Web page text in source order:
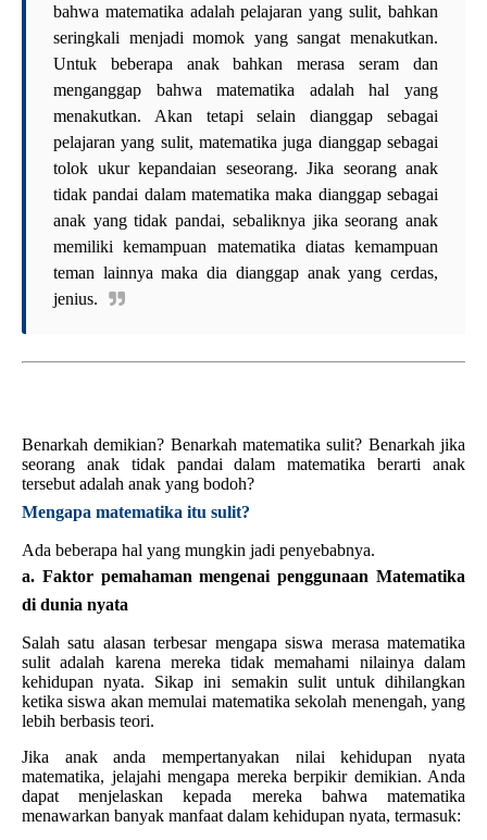
bahwa matematika adalah pelajaran yang sulit, bahkan
seringkali menjadi momok yang sangat menakutkan.
Untuk beberapa anak bahkan merasa seram dan
menganggap bahwa matematika adalah hal yang
menakutkan. Akan tetapi selain dianggap sebagai
pelajaran yang sulit, matematika juga dianggap sebagai
tolok ukur kepandaian seseorang. Jika seorang anak
tidak pandai dalam matematika maka dianggap sebagai
anak yang tidak pandai, sebaliknya jika seorang anak
memiliki kemampuan matematika diatas kemampuan
teman lainnya maka dia dianggap anak yang cerdas,
jenius.
Benarkah demikian? Benarkah matematika sulit? Benarkah jika
seorang anak tidak pandai dalam matematika berarti anak
tersebut adalah anak yang bodoh?
Mengapa matematika itu sulit?
Ada beberapa hal yang mungkin jadi penyebabnya.
a. Faktor pemahaman mengenai penggunaan Matematika
di dunia nyata
Salah satu alasan terbesar mengapa siswa merasa matematika
sulit adalah karena mereka tidak memahami nilainya dalam
kehidupan nyata. Sikap ini semakin sulit untuk dihilangkan
ketika siswa akan memulai matematika sekolah menengah, yang
lebih berbasis teori.
Jika anak anda mempertanyakan nilai kehidupan nyata
matematika, jelajahi mengapa mereka berpikir demikian. Anda
dapat menjelaskan kepada mereka bahwa matematika
menawarkan banyak manfaat dalam kehidupan nyata, termasuk: